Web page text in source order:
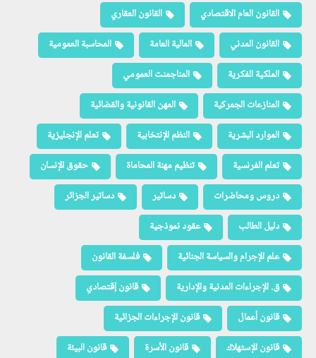
القانون العام الاقتصادي
القانون العقاري
القانون المدني
المالية العامة
المحاسبة العمومية
الملكية الفكرية
المناجمنت العمومي
المنازعات الجمركية
المهن القانونية والقضائية
الموارد البشرية
النظم الإنتخابية
تعلم الإنجليزية
تعلم الفرنسية
تنظيم مهنة المحاماة
حقوق الإنسان
دروس ومحاضرات
دساتير
دساتير الجزائر
دليل الطالب
عقود نموذجية
علم الإجرام والسياسة الجنائية
فلسفة القانون
ق. الإجراءات المدنية والإدارية
قانون إقتصادي
قانون أعمال
قانون الإجراءات الجزائية
قانون الإستهلاك
قانون الأسرة
قانون البيئة